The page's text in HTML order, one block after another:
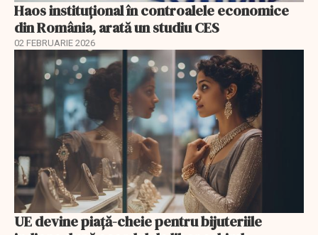
Haos instituțional în controalele economice
din România, arată un studiu CES
02 FEBRUARIE 2026
UE devine piață-cheie pentru bijuteriile